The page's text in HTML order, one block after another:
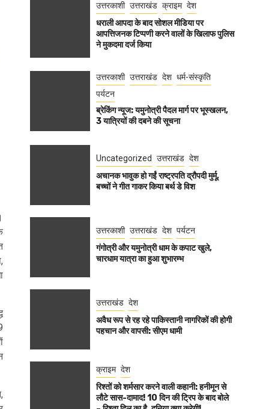
उत्तरकाशी उत्तराखंड क्राइम देश
धराली आपदा के बाद सोशल मीडिया पर
आपत्तिजनक टिप्पणी करने वालों के खिलाफ पुलिस
ने मुकदमा दर्ज किया
उत्तरकाशी उत्तराखंड देश धर्म-संस्कृति
पर्यटन
ब्रेकिंग न्यूज: यमुनोत्री पैदल मार्ग पर भूस्खलन,
3 यात्रियों की दबने की सूचना
Uncategorized उत्तराखंड देश
अचानक भावुक हो गईं राष्ट्रपति द्रौपदी मुर्मू,
बच्चों ने गीत गाकर किया बर्थ डे विश
उत्तरकाशी उत्तराखंड देश पर्यटन
गंगोत्री और यमुनोत्री धाम के कपाट खुले,
चारधाम यात्रा का हुआ शुभारम्भ
उत्तराखंड देश
अवैध रूप से रह रहे पाकिस्तानी नागरिकों की होगी
पहचान और वापसी: सीएम धामी
क्राइम देश
रिश्तों को शर्मसार करने वाली कहानी: हनीमून से
लौटे सास-दामाद! 10 दिन की ट्रिप के बाद बोले